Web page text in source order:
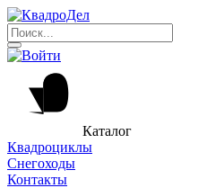
Каталог
Квадроциклы
Снегоходы
Контакты